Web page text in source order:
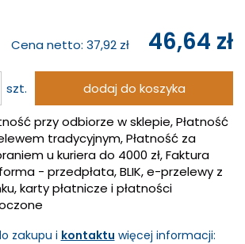
Cena netto: 37,92 zł 46,64 zł
szt.
dodaj do koszyka
przy odbiorze w sklepie, Płatność
tradycyjnym, Płatność za
u kuriera do 4000 zł, Faktura
- przedpłata, BLIK, e-przelewy z
karty płatnicze i płatności
zakupu i kontaktu więcej informacji: